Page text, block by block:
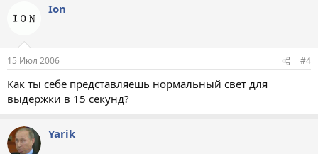
Ion
15 Июл 2006 #4
Как ты себе представляешь нормальный свет для
выдержки в 15 секунд?
Yarik